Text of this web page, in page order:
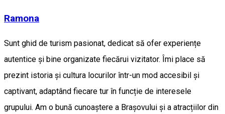
Ramona
Sunt ghid de turism pasionat, dedicat să ofer experiențe
autentice și bine organizate fiecărui vizitator. Îmi place să
prezint istoria și cultura locurilor într-un mod accesibil și
captivant, adaptând fiecare tur în funcție de interesele
grupului. Am o bună cunoaștere a Brașovului și a atracțiilor din